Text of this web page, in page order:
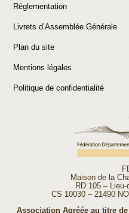
Réglementation
Livrets d’Assemblée Générale
Plan du site
Mentions légales
Politique de confidentialité
Maison de la
RD 105 –
CS 10030 – 21490
Association Agréée au titre